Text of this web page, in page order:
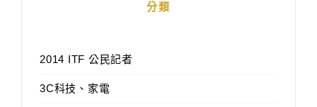
分類
2014 ITF 公民記者
3C科技、家電